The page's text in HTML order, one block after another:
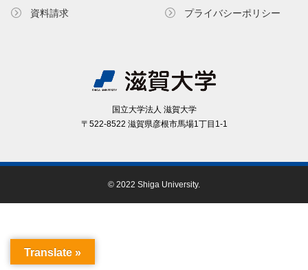
国⽴⼤学法⼈ 滋賀⼤学
〒522-8522 滋賀県彦根市⾺場1丁⽬1-1
資料請求 プライバシーポリシー
© 2022 Shiga University.
Translate »